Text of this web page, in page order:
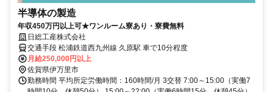
半導体の製造
年収450万円以上可★ワンルーム寮あり・寮費無料
日総工産株式会社
交通手段 松浦鉄道西九州線 久原駅 車で10分程度
月給250,000円以上
佐賀県伊万里市
勤務時間 平均所定労働時間：160時間/月 3交替 7:00～15:00（実働7